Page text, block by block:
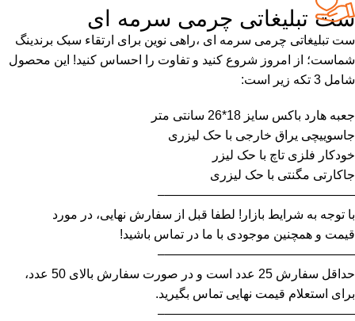
ست تبلیغاتی چرمی سرمه ای
ست تبلیغاتی چرمی سرمه ای ،راهی نوین برای ارتقاء سبک برندینگ
شماست؛ از امروز شروع کنید و تفاوت را احساس کنید! این محصول
شامل 3 تکه زیر است:
جعبه هارد باکس سایز 18*26 سانتی متر
جاسوییچی یراق خارجی با حک لیزری
خودکار فلزی تاچ با حک لیزر
جاکارتی مگنتی با حک لیزری
———————————————–
با توجه به شرایط بازار! لطفا قبل از سفارش نهایی، در مورد
قیمت و همچنین موجودی با ما در تماس باشید!
———————————————–
حداقل سفارش 25 عدد است و در صورت سفارش بالای 50 عدد،
برای استعلام قیمت نهایی تماس بگیرید.
———————————————–